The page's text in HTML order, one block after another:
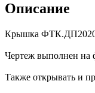
Описание
Крышка
Чертеж выполнен на
Также открывать и